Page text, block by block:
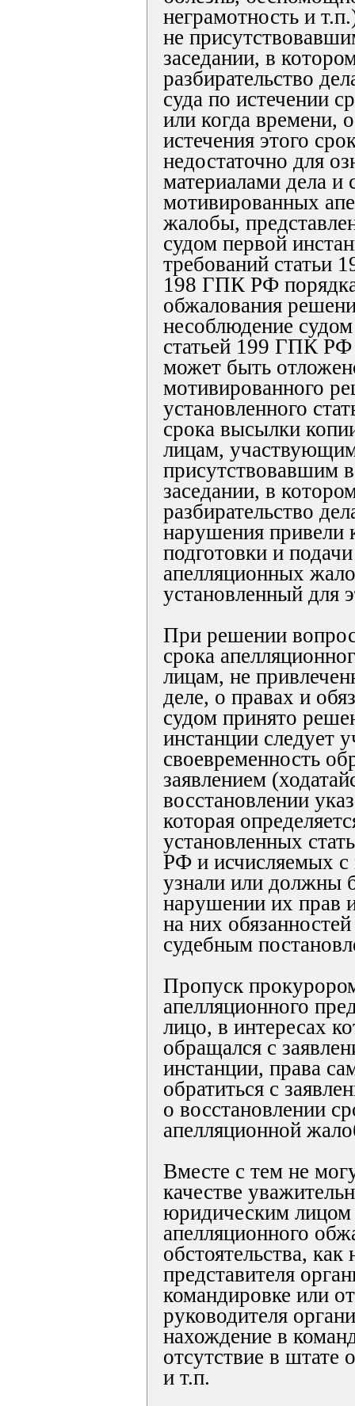
неграмотность и
не
заседании, в
разбирательство
суда по истечении
или когда времени,
истечения этого
недостаточно для
материалами дела и
мотивированных
жалобы,
судом первой
требований статьи
198 ГПК РФ
обжалования
несоблюдение
статьей 199 ГПК
может быть
мотивированного
установленного
срока высылки
лицам,
присутствовавшим
заседании, в
разбирательство
нарушения привели
подготовки и
апелляционных
установленный для
При решении
срока
лицам, не
деле, о правах и
судом принято
инстанции следует
своевременность
заявлением
восстановлении
которая
установленных
РФ и исчисляемых с
узнали или должны
нарушении их прав
на них
судебным
Пропуск
апелляционного
лицо, в интересах
обращался с
инстанции, права
обратиться с
о восстановлении
апелляционной
Вместе с тем не
качестве
юридическим лицом
апелляционного
обстоятельства,
представителя
командировке или
руководителя
нахождение в
отсутствие в штате
и т.п.